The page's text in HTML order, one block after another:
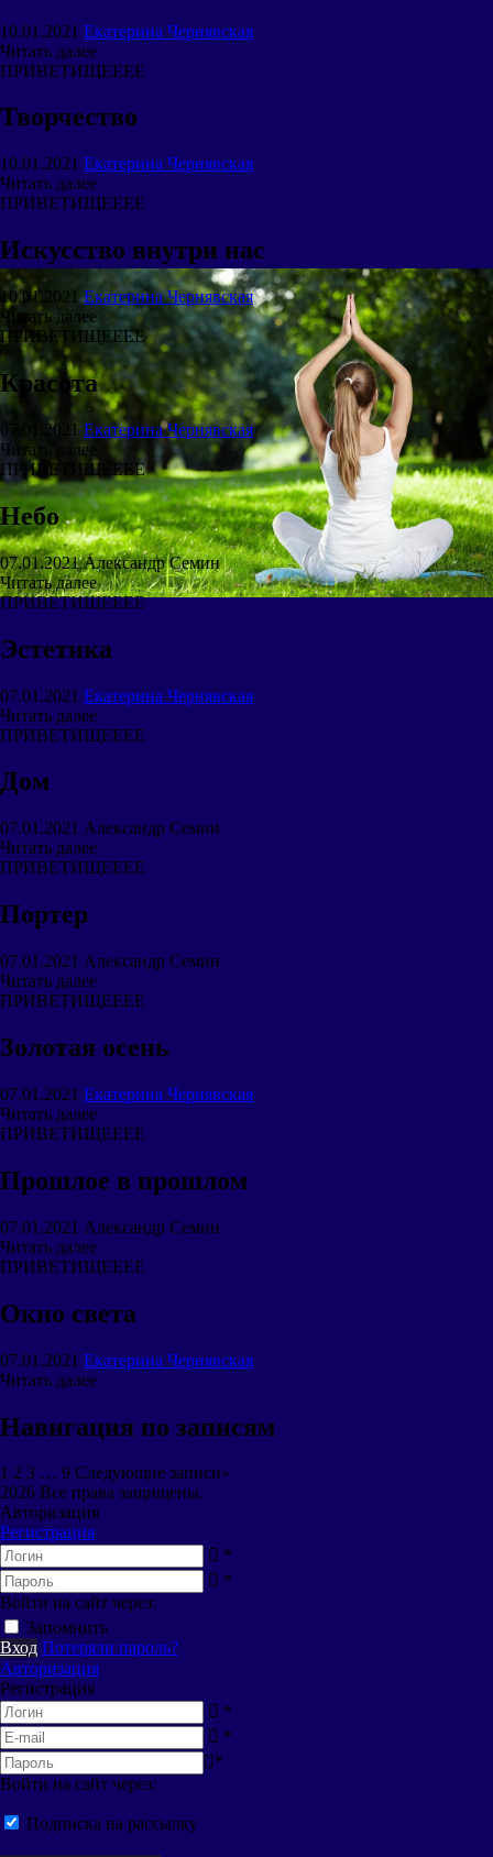
10.01.2021 Екатерина Чернявская
Читать далее
ПРИВЕТИЩЕЕЕЕ
Творчество
10.01.2021 Екатерина Чернявская
Читать далее
ПРИВЕТИЩЕЕЕЕ
Искусство внутри нас
10.01.2021 Екатерина Чернявская
Читать далее
ПРИВЕТИЩЕЕЕЕ
Красота
07.01.2021 Екатерина Чернявская
Читать далее
ПРИВЕТИЩЕЕЕЕ
Небо
07.01.2021 Александр Семин
Читать далее
ПРИВЕТИЩЕЕЕЕ
Эстетика
07.01.2021 Екатерина Чернявская
Читать далее
ПРИВЕТИЩЕЕЕЕ
Дом
07.01.2021 Александр Семин
Читать далее
ПРИВЕТИЩЕЕЕЕ
Портер
07.01.2021 Александр Семин
Читать далее
ПРИВЕТИЩЕЕЕЕ
Золотая осень
07.01.2021 Екатерина Чернявская
Читать далее
ПРИВЕТИЩЕЕЕЕ
Прошлое в прошлом
07.01.2021 Александр Семин
Читать далее
ПРИВЕТИЩЕЕЕЕ
Окно света
07.01.2021 Екатерина Чернявская
Читать далее
Навигация по записям
1 2 3 … 9 Следующие записи»
2026 Все права защищены.
Авторизация
Регистрация
*
*
Войти на сайт через:
Запомнить
Вход Потеряли пароль?
Авторизация
Регистрация
*
*
*
Войти на сайт через:
Подписка на рассылку